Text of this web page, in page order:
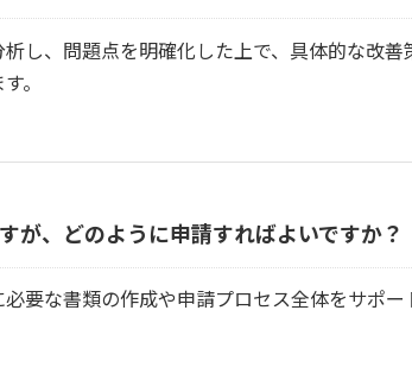
し、問題点を明確化した上で、具体的な改
。
が、どのように申請すればよいですか？
要な書類の作成や申請プロセス全体をサポ